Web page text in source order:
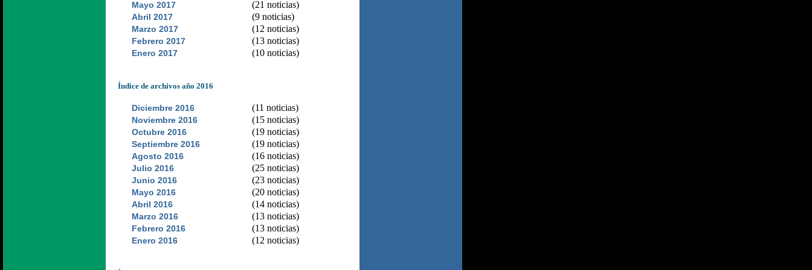
Mayo 2017 (21 noticias)
Abril 2017 (9 noticias)
Marzo 2017 (12 noticias)
Febrero 2017 (13 noticias)
Enero 2017 (10 noticias)
Índice de archivos año 2016
Diciembre 2016 (11 noticias)
Noviembre 2016 (15 noticias)
Octubre 2016 (19 noticias)
Septiembre 2016 (19 noticias)
Agosto 2016 (16 noticias)
Julio 2016 (25 noticias)
Junio 2016 (23 noticias)
Mayo 2016 (20 noticias)
Abril 2016 (14 noticias)
Marzo 2016 (13 noticias)
Febrero 2016 (13 noticias)
Enero 2016 (12 noticias)